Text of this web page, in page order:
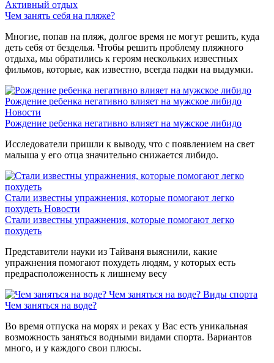
Активный отдых
Чем занять себя на пляже?
Многие, попав на пляж, долгое время не могут решить, куда
деть себя от безделья. Чтобы решить проблему пляжного
отдыха, мы обратились к героям нескольких известных
фильмов, которые, как известно, всегда падки на выдумки.
Рождение ребенка негативно влияет на мужское либидо
Новости
Рождение ребенка негативно влияет на мужское либидо
Исследователи пришли к выводу, что с появлением на свет
малыша у его отца значительно снижается либидо.
Стали известны упражнения, которые помогают легко
похудеть Новости
Стали известны упражнения, которые помогают легко
похудеть
Представители науки из Тайваня выяснили, какие
упражнения помогают похудеть людям, у которых есть
предрасположенность к лишнему весу
Чем заняться на воде? Виды спорта
Чем заняться на воде?
Во время отпуска на морях и реках у Вас есть уникальная
возможность заняться водными видами спорта. Вариантов
много, и у каждого свои плюсы.